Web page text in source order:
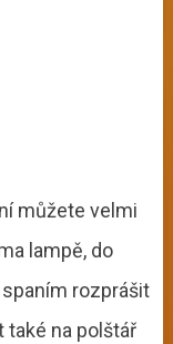
můžete velmi
lampě, do
rozprášit
také na polštář